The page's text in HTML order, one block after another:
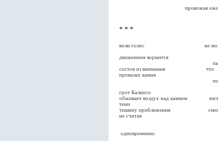
провожая ежей ловит
* * *
волн голос не
движением кормится
состоя из
провалах камня
грот Калипсо
обживает воздух над камнем
тени
тишину
не считая
одновременно